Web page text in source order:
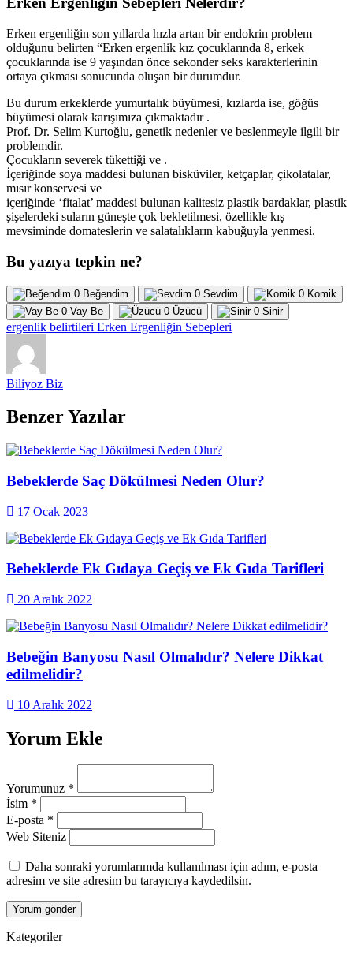
Erken ergenliğin son yıllarda hızla artan bir endokrin problem
olduğunu belirten “Erken ergenlik kız çocuklarında 8, erkek
çocuklarında ise 9 yaşından önce sekonder seks karakterlerinin
ortaya çıkması sonucunda oluşan bir durumdur.
Bu durum erkeklerde yumurtalık büyümesi, kızlarda ise, göğüs
büyümesi olarak karışımıza çıkmaktadır .
Prof. Dr. Selim Kurtoğlu, genetik nedenler ve beslenmeyle ilgili bir
problemdir.
Çocukların severek tükettiği ve .
İçeriğinde soya maddesi bulunan bisküviler, ketçaplar, çikolatalar,
mısır konservesi ve
içeriğinde ‘fitalat’ maddesi bulunan kalitesiz plastik bardaklar, plastik
şişelerdeki suların güneşte çok bekletilmesi, özellikle kış
mevsiminde domateslerin ve salatalıkların kabuğuyla yenmesi.
Bu yazıya tepkin ne?
0 Beğendim 0 Sevdim 0 Komik
0 Vay Be 0 Üzücü 0 Sinir
ergenlik belirtileri Erken Ergenliğin Sebepleri
Biliyoz Biz
Benzer Yazılar
Bebeklerde Saç Dökülmesi Neden Olur?
17 Ocak 2023
Bebeklerde Ek Gıdaya Geçiş ve Ek Gıda Tarifleri
20 Aralık 2022
Bebeğin Banyosu Nasıl Olmalıdır? Nelere Dikkat
edilmelidir?
10 Aralık 2022
Yorum Ekle
Yorumunuz *
İsim *
E-posta *
Web Siteniz
Daha sonraki yorumlarımda kullanılması için adım, e-posta
adresim ve site adresim bu tarayıcıya kaydedilsin.
Kategoriler